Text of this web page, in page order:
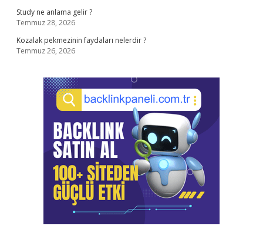
Study ne anlama gelir ?
Temmuz 28, 2026
Kozalak pekmezinin faydaları nelerdir ?
Temmuz 26, 2026